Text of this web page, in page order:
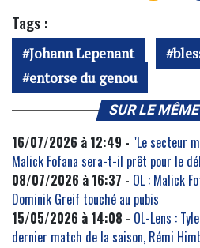
Tags :
Johann Lepenant
entorse du genou
SUR LE
16/07/2026 à 12:49 - "Le secteur
Malick Fofana sera-t-il prêt pour le
08/07/2026 à 16:37 - OL : Malick
Dominik Greif touché au pubis
15/05/2026 à 14:08 - OL-Lens :
dernier match de la saison, Rémi